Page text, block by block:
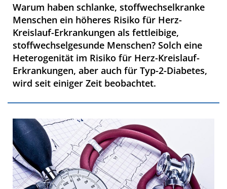
Warum haben schlanke, stoffwechselkranke
Menschen ein höheres Risiko für Herz-
Kreislauf-Erkrankungen als fettleibige,
stoffwechselgesunde Menschen? Solch eine
Heterogenität im Risiko für Herz-Kreislauf-
Erkrankungen, aber auch für Typ-2-Diabetes,
wird seit einiger Zeit beobachtet.